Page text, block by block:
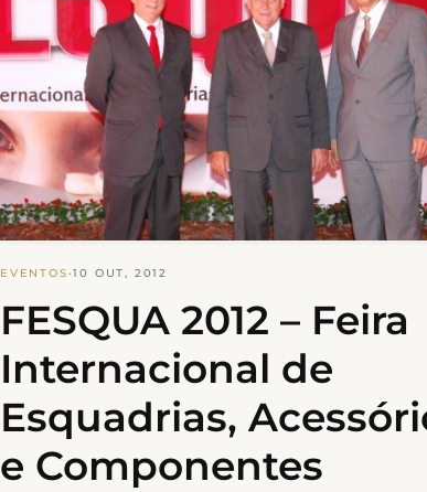
EVENTOS·10 OUT, 2012
FESQUA 2012 – Feira
Internacional de
Esquadrias,
e Componentes